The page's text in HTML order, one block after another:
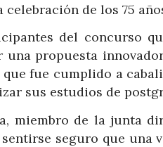
celebración de los 75
del concurso
una propuesta
fue cumplido a
sus estudios de
miembro de la junta
seguro que una